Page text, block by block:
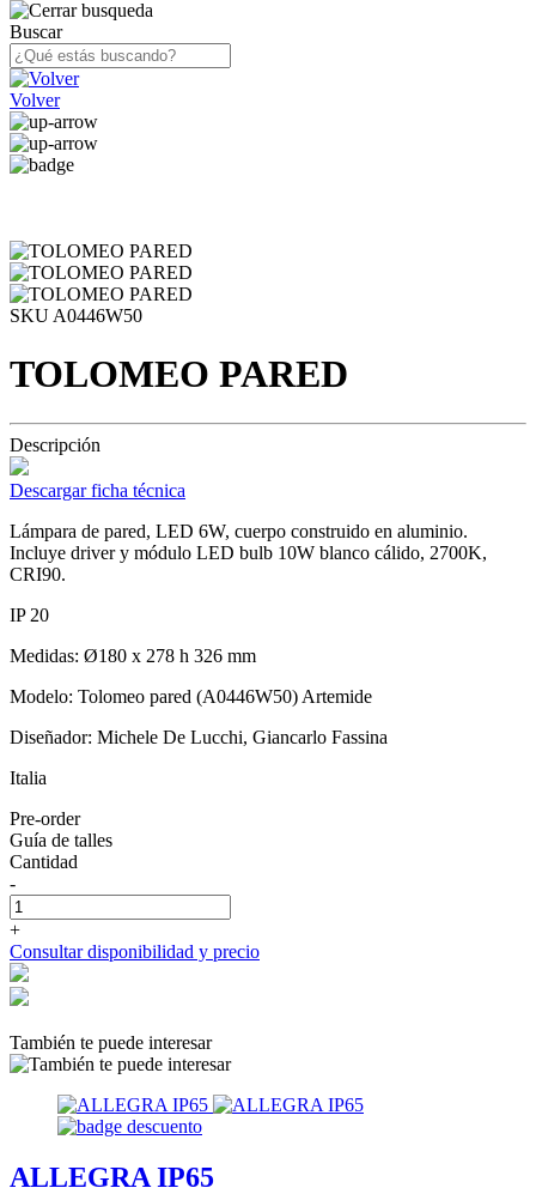
Buscar
Volver
SKU A0446W50
TOLOMEO PARED
Descripción
Descargar ficha técnica
Lámpara de pared, LED 6W, cuerpo construido en aluminio.
Incluye driver y módulo LED bulb 10W blanco cálido, 2700K,
CRI90.
IP 20
Medidas: Ø180 x 278 h 326 mm
Modelo: Tolomeo pared (A0446W50) Artemide
Diseñador: Michele De Lucchi, Giancarlo Fassina
Italia
Pre-order
Guía de talles
Cantidad
-
+
Consultar disponibilidad y precio
También te puede interesar
ALLEGRA IP65